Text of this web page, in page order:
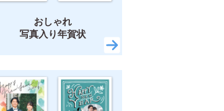
トイ・ストーリー
スヌーピー
おしゃれ
写真入り年賀状